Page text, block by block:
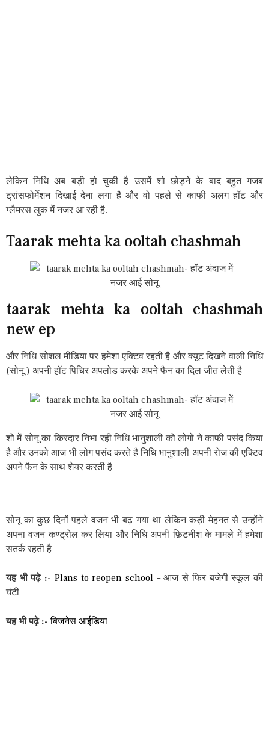
लेकिन निधि अब बड़ी हो चुकी है उसमें शो छोड़ने के बाद बहुत गजब
ट्रांसफोर्मेशन दिखाई देना लगा है और वो पहले से काफी अलग हॉट और
ग्लैमरस लुक में नजर आ रही है.
Taarak mehta ka ooltah chashmah
taarak mehta ka ooltah chashmah
new ep
और निधि सोशल मीडिया पर हमेशा एक्टिव रहती है और क्यूट दिखने वाली निधि
(सोनू ) अपनी हॉट पिचिर अपलोड करके अपने फैन का दिल जीत लेती है
शो में सोनू का किरदार निभा रही निधि भानुशाली को लोगों ने काफी पसंद किया
है और उनको आज भी लोग पसंद करते है निधि भानुशाली अपनी रोज की एक्टिव
अपने फैन के साथ शेयर करती है
सोनू का कुछ दिनों पहले वजन भी बढ़ गया था लेकिन कड़ी मेहनत से उन्होंने
अपना वजन कण्ट्रोल कर लिया और निधि अपनी फ़िटनीश के मामले में हमेशा
सतर्क रहती है
यह भी पढ़े :- Plans to reopen school – आज से फिर बजेगी स्कूल की
घंटी
यह भी पढ़े :- बिजनेस आईडिया